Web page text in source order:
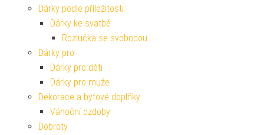
Dárky podle příležitosti
Dárky ke svatbě
Rozlučka se svobodou
Dárky pro
Dárky pro děti
Dárky pro muže
Dekorace a bytové doplňky
Vánoční ozdoby
Dobroty